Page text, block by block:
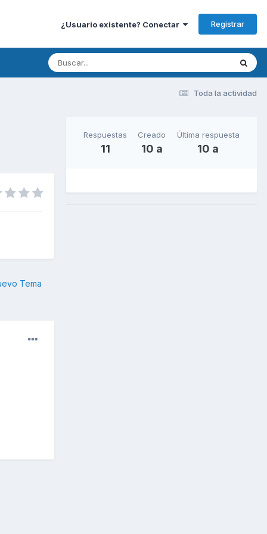
¿Usuario existente? Conectar Registrar
Toda la actividad
Tema
Respuestas
11
Creado
10 a
Última respuesta
10 a